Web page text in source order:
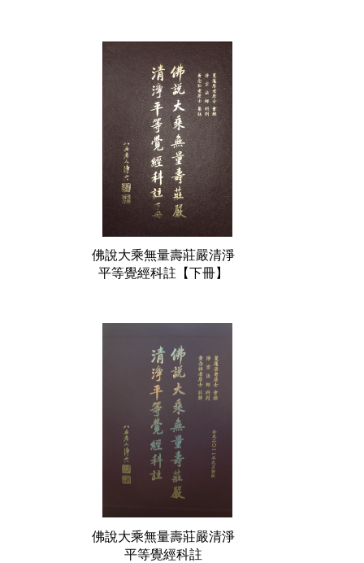
佛說大乘無量壽莊嚴清淨
平等覺經科註【下冊】
佛說大乘無量壽莊嚴清淨
平等覺經科註